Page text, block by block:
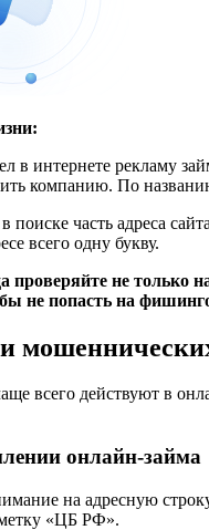
в интернете рекламу
компанию. По
в поиске часть адреса
всего одну букву.
проверяйте не только
не попасть на
всего действуют в
онлайн-займа
на адресную
«ЦБ РФ».